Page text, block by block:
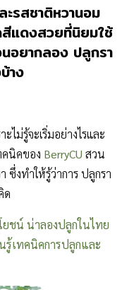
รสชาติหวานอม
สีแดงสวยที่นิยมใช้
อยากลอง ปลูกรา
าง
ะไม่รู้จะเริ่มอย่างไรและ
คนิคของ BerryCU สวน
ซึ่งทำให้รู้ว่าการ ปลูกรา
ด
ชน์ น่าลองปลูกในไทย
รู้เทคนิคการปลูกและ